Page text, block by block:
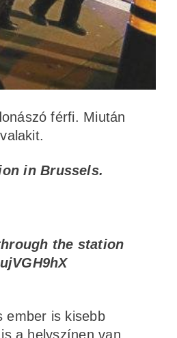
férfi. Miután
in Brussels.
the station
ember is kisebb
a helyszínen van.